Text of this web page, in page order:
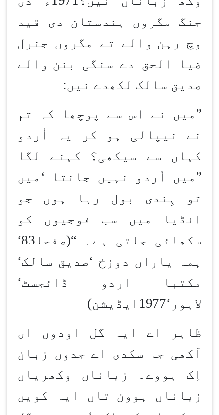
جنگ مگروں ہندستان دی قید
وچ رہن والے تے مگروں جنرل
ضیا الحق دے سنگی بنن والے
صدیق سالک لکھدے نیں:
”میں نے اس سے پوچھا کہ تم
نے نیپالی ہو کر یہ اُردو
کہاں سے سیکھی؟ کہنے لگا
” میں اُردو نہیں جانتا ‘ میں
تو ہِندی بول رہا ہوں جو
انڈیا میں سب فوجیوں کو
سکھائی جاتی ہے۔
“(صفحا83
‘
ہمہ یاراں دوزخ ‘صدیق سالک‘
مکتبا اردو ڈائجسٹ‘
لاہور ‘1977ایڈیشن)
ظاہر اے ایہ گل اودوں ای
آکھی جا سکدی اے جدوں زبان
اِک ہووے۔ زباناں وکھریاں
زباناں ہوون تاں ایہ کویں